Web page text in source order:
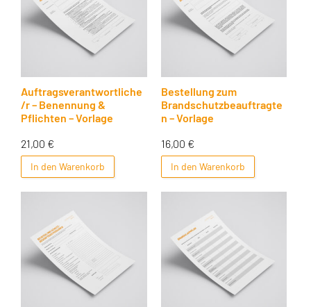
Auftragsverantwortliche
/r – Benennung &
Pflichten – Vorlage
21,00 €
In den Warenkorb
Bestellung zum
Brandschutzbeauftragte
n – Vorlage
16,00 €
In den Warenkorb